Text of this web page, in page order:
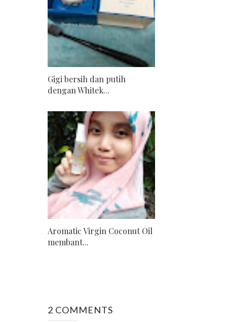
Gigi bersih dan putih
dengan Whitek...
Aromatic Virgin Coconut Oil
membant...
2 COMMENTS